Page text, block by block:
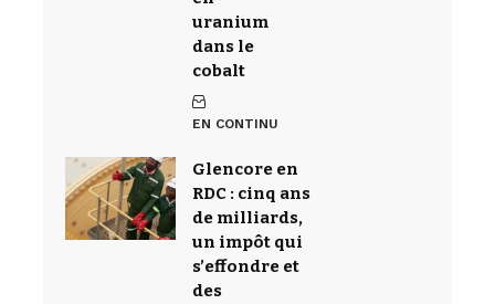
uranium
dans le
cobalt
EN CONTINU
Glencore en
RDC : cinq ans
de milliards,
un impôt qui
s’effondre et
des